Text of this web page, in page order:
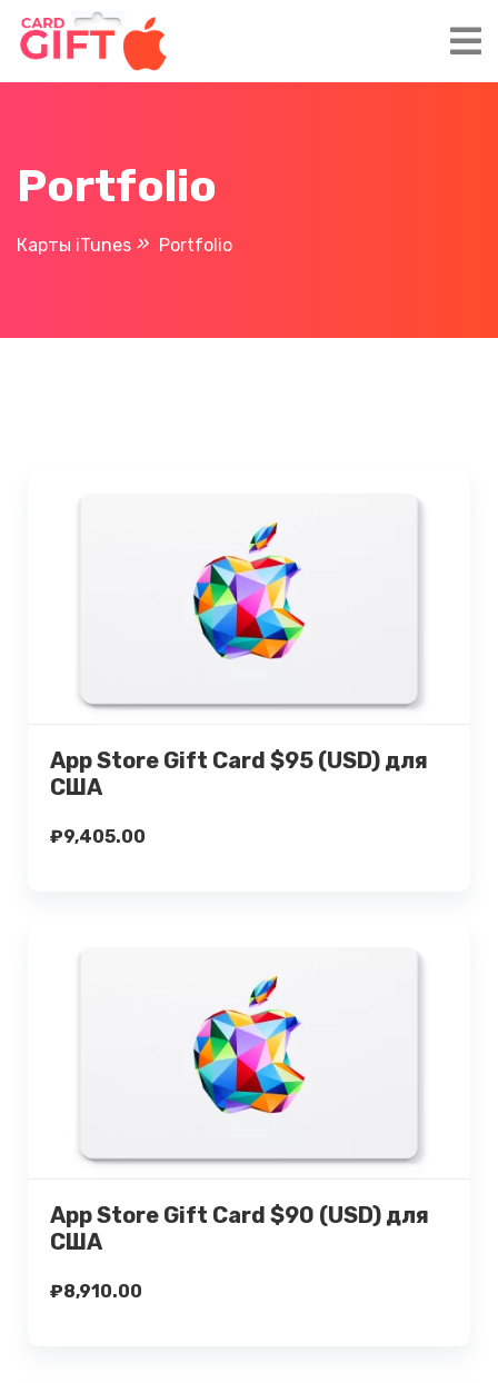
Portfolio
Карты iTunes Portfolio
App Store Gift Card $95 (USD) для
США
₽9,405.00
Подробнее
App Store Gift Card $90 (USD) для
США
₽8,910.00
Подробнее
Оформить заказ ×
×